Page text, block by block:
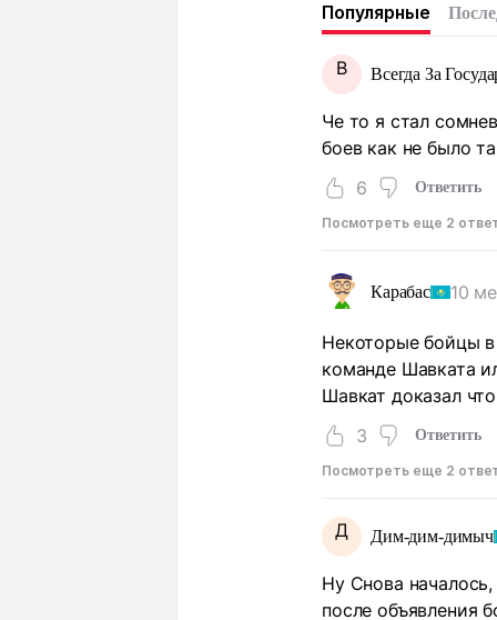
Популярные
В Всегда За
Че то я стал
боев как не было
6
Ответить
Посмотреть еще 2
Карабас 10
Некоторые бойцы
команде Шавката
Шавкат доказал
3
Ответить
Посмотреть еще 2
Д Дим-дим-димыч
Ну Снова
после объявления